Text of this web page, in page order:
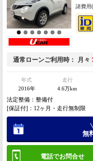
諸費用
通常ローンご利用時 月々
年式
2016年
走行
4.6万km
法定整備：整備付
[保証付]：12ヶ月・走行無制限
電話でお問合せ
無